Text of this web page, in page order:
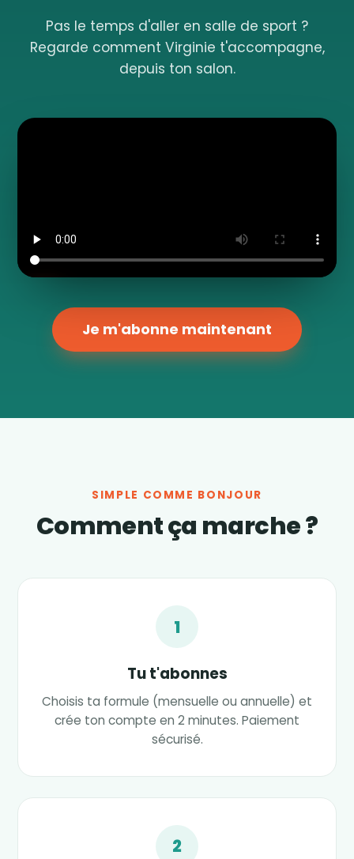
Pas le temps d'aller en salle de sport ?
Regarde comment Virginie t'accompagne,
depuis ton salon.
Je m'abonne maintenant
SIMPLE COMME BONJOUR
Comment ça marche ?
1
Tu t'abonnes
Choisis ta formule (mensuelle ou annuelle) et
crée ton compte en 2 minutes. Paiement
sécurisé.
2